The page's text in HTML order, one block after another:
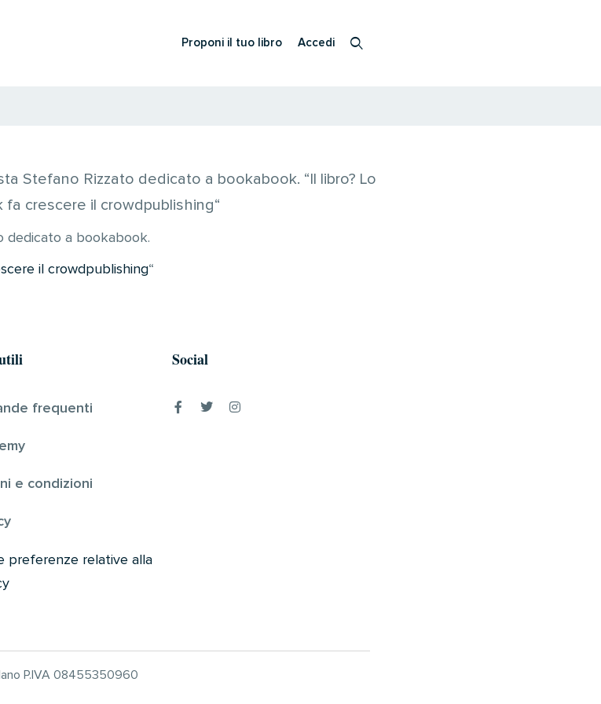
Proponi il tuo libro Accedi
Stefano Rizzato dedicato a bookabook. “Il libro? Lo
crescere il crowdpublishing“
dedicato a bookabook.
il crowdpublishing“
frequenti
e condizioni
preferenze relative alla
Social
P.IVA 08455350960